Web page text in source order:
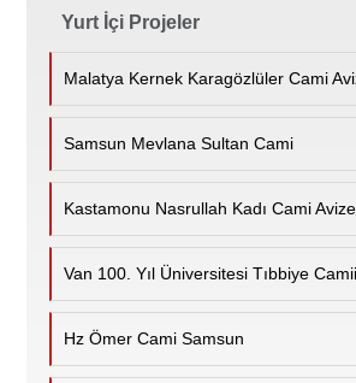
Yurt İçi Projeler
Malatya Kernek Karagözlüler Cami
Samsun Mevlana Sultan Cami
Kastamonu Nasrullah Kadı Cami
Van 100. Yıl Üniversitesi Tıbbiye Camii
Hz Ömer Cami Samsun